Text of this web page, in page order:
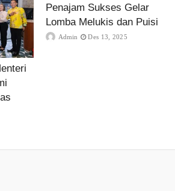
Penajam Sukses Gelar
Lomba Melukis dan Puisi
Admin Des 13, 2025